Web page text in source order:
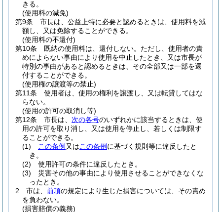
きる。
(使用料の減免)
第9条
市長は、公益上特に必要と認めるときは、使用料を減
額し、又は免除することができる。
(使用料の不還付)
第10条
既納の使用料は、還付しない。 ただし、使用者の責
めによらない事由により使用を中止したとき、又は市長が
特別の事由があると認めるときは、その全部又は一部を還
付することができる。
(使用権の譲渡等の禁止)
第11条
使用者は、使用の権利を譲渡し、又は転貸してはな
らない。
(使用の許可の取消し等)
第12条
市長は、 次の各号のいずれかに該当するときは、使
用の許可を取り消し、又は使用を停止し、若しくは制限す
ることができる。
(1)
この条例 又はこの条例 に基づく規則等に違反したと
き。
(2)
使用許可の条件に違反したとき。
(3)
災害その他の事由により使用させることができなくな
ったとき。
2
市は、 前項の規定により生じた損害については、その責め
を負わない。
(損害賠償の義務)